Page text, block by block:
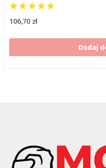
106,70 zł
Dodaj